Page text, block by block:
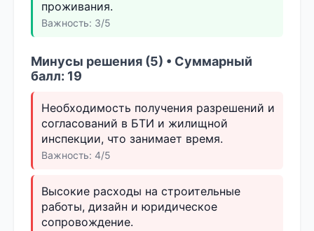
проживания.
Важность: 3/5
Минусы решения (5) • Суммарный
балл: 19
Необходимость получения разрешений и
согласований в БТИ и жилищной
инспекции, что занимает время.
Важность: 4/5
Высокие расходы на строительные
работы, дизайн и юридическое
сопровождение.